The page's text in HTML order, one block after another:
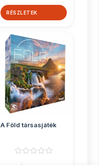
RÉSZLETEK
A Föld társasjáték